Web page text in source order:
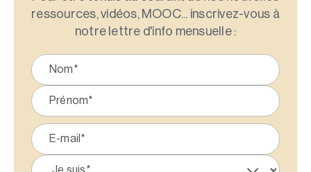
ressources, vidéos, MOOC... inscrivez-vous à
notre lettre d'info mensuelle :